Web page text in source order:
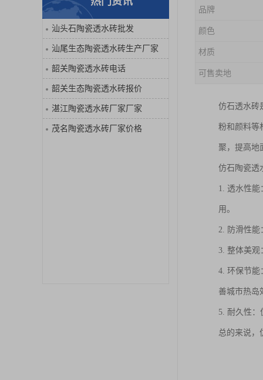
汕头石陶瓷透水砖批发
汕尾生态陶瓷透水砖生产厂家
韶关陶瓷透水砖电话
韶关生态陶瓷透水砖报价
湛江陶瓷透水砖厂家厂家
茂名陶瓷透水砖厂家价格
品牌
颜色
材质
可售卖地
仿石透水砖
粉和颜料等
聚，提高地
仿石陶瓷透
1. 透水性
用。
2. 防滑性能
3. 整体美观
4. 环保节能
善城市热岛
5. 耐久性：
总的来说，